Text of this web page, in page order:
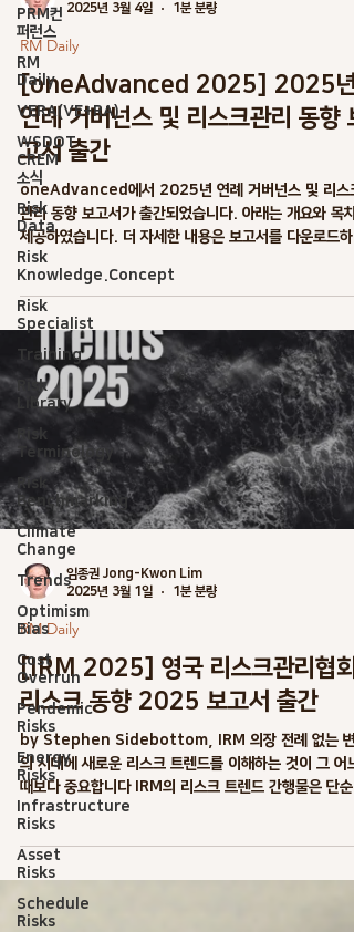
PRM컨
퍼런스
RM
Daily
VERA(VE+RA)
WSDOT
CREM
소식
Risk
Data
Risk
Knowledge.Concept
Risk
Specialist
Training
Risk
Library
Risk
Terminology
Risk
Benchmarking
Climate
Change
Trends
Optimism
Bias
Cost
Overrun
Pendemic
Risks
Energy
Risks
Infrastructure
Risks
Asset
Risks
Schedule
Risks
2025년 3월 4일
1분 분량
RM Daily
[oneAdvanced 2025] 2025년
연례 거버넌스 및 리스크관리 동향 보
고서 출간
oneAdvanced에서 2025년 연례 거버넌스 및 리스크
관리 동향 보고서가 출간되었습니다. 아래는 개요와 목차
제공하였습니다. 더 자세한 내용은 보고서를 다운로드하
살펴보십시오. 서론: 리스크 관리의 미래를 탐색하다 공공
및 민간 부문의...
임종권 Jong-Kwon Lim
2025년 3월 1일
1분 분량
RM Daily
[IRM 2025] 영국 리스크관리협회
리스크 동향 2025 보고서 출간
by Stephen Sidebottom, IRM 의장 전례 없는 변
의 시대에 새로운 리스크 트렌드를 이해하는 것이 그 어느
때보다 중요합니다 IRM의 리스크 트렌드 간행물은 단순
결과를 예측하는 데 그치지 않고 변화의 속도와 전 세계
업과...